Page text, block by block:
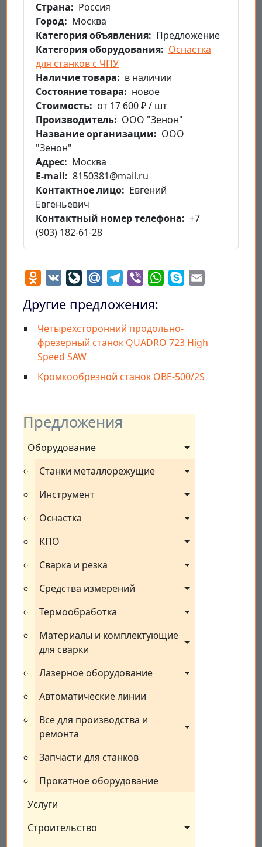
Предложения
Оборудование
Станки металлорежущие
Инструмент
Оснастка
КПО
Сварка и резка
Средства измерений
Термообработка
Материалы и комплектующие
для сварки
Лазерное оборудование
Автоматические линии
Все для производства и
ремонта
Запчасти для станков
Прокатное оборудование
Услуги
Строительство
Страна
Россия
Город
Москва
Категория объявления
Предложение
Категория оборудования
Оснастка
для станков с ЧПУ
Наличие товара
в наличии
Состояние товара
новое
Стоимость
от 17 600 ₽ / шт
Производитель
ООО "Зенон"
Название организации
ООО
"Зенон"
Aдрес
Москва
E-mail
8150381@mail.ru
Контактное лицо
Евгений
Евгеньевич
Контактный номер телефона
+7
(903) 182-61-28
Odnoklassniki
VK LiveJournal
Mail.RuTelegram
Viber WhatsApp
Skype
Другие предложения:
Четырехсторонний продольно-
фрезерный станок QUADRO 723 High
Speed SAW
Кромкообрезной станок OBE-500/2S